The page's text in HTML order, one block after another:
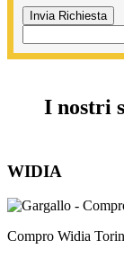
I nostri
WIDIA
Compro Widia